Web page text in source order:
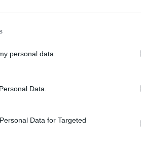
personal data.
Data.
Data for Targeted